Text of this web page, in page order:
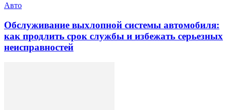
Авто
Обслуживание выхлопной системы автомобиля:
как продлить срок службы и избежать серьезных
неисправностей